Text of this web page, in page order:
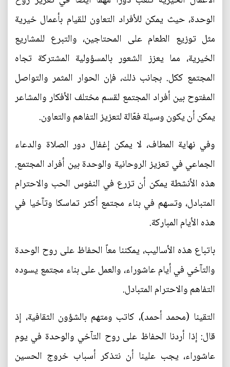
الوحدة، حيث يمكن للأفراد التعاون للقيام بأعمال خيرية
مثل توزيع الطعام على المحتاجين، والتبرع للمشاريع
الخيرية، مما يعزز الشعور بالمسؤولية المشتركة تجاه
المجتمع ككل. بجانب ذلك، فإن الحوار المثمر والتواصل
المفتوح بين أفراد المجتمع لقسم مختلف الأفكار والمشاعر
يمكن أن يكون وسيلة فعّالة لتعزيز التفاهم والتعاون.
وفي نهاية المطاف، لا يمكن إغفال دور الصلاة والدعاء
الجماعي في تعزيز الروحانية والوحدة بين أفراد المجتمع.
هذه الأنشطة يمكن أن تزرع في النفوس الحب والاحترام
المتبادل، وتسهم في بناء مجتمع أكثر تماسكا وتآخيا في
هذه الأيام المباركة.
باتباع هذه الأساليب، يمكننا معاً الحفاظ على روح الوحدة
والتآخي في أيام عاشوراء، والعمل على بناء مجتمع يسوده
التفاهم والاحترام المتبادل.
التقينا (محمد أحمد)، كاتب ومتهم بالشؤون الثقافية، إذ
قال: إذا أردنا الحفاظ على روح التآخي والوحدة في يوم
عاشوراء، يجب علينا أن نتذكر أسباب خروج الحسين